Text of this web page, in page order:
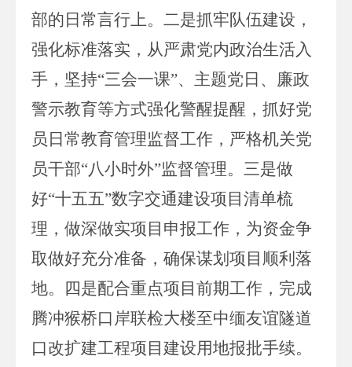
部的日常言行上。 二是抓牢队伍建设，
强化标准落实，从严肃党内政治生活入
手，坚持“三会一课”、主题党日、廉政
警示教育等方式强化警醒提醒，抓好党
员日常教育管理监督工作，严格机关党
员干部“八小时外”监督管理。 三是做
好“十五五”数字交通建设项目清单梳
理，做深做实项目申报工作，为资金争
取做好充分准备，确保谋划项目顺利落
地。 四是配合重点项目前期工作，完成
腾冲猴桥口岸联检大楼至中缅友谊隧道
口改扩建工程项目建设用地报批手续。